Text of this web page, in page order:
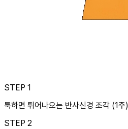
STEP 1
툭하면 튀어나오는 반사신경 조각 (1주)
STEP 2